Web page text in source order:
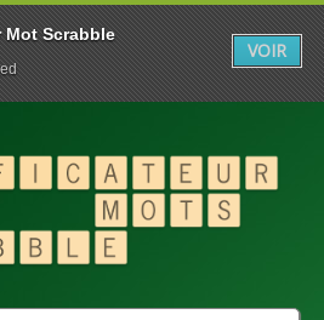
Mot Scrabble
VOIR